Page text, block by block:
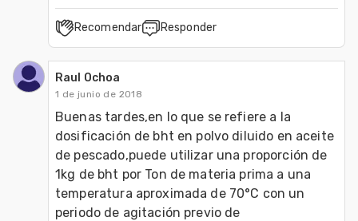
Recomendar Responder
Raul Ochoa
1 de junio de 2018
Buenas tardes,en lo que se refiere a la
dosificación de bht en polvo diluido en aceite
de pescado,puede utilizar una proporción de
1kg de bht por Ton de materia prima a una
temperatura aproximada de 70°C con un
periodo de agitación previo de